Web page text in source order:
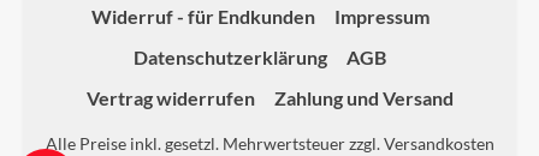
Widerruf - für Endkunden
Impressum
Datenschutzerklärung
AGB
Vertrag widerrufen
Zahlung und Versand
Alle Preise inkl. gesetzl. Mehrwertsteuer zzgl.Versandkosten